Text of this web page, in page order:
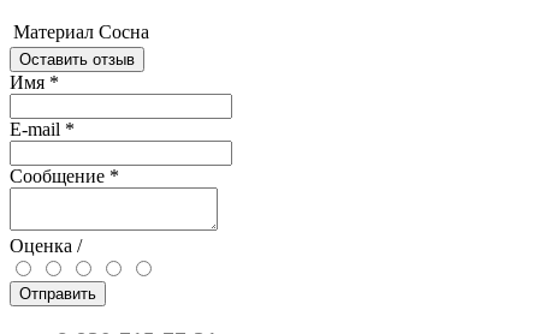
Материал Сосна
Оставить отзыв
Имя *
E-mail *
Сообщение *
Оценка /
Отправить